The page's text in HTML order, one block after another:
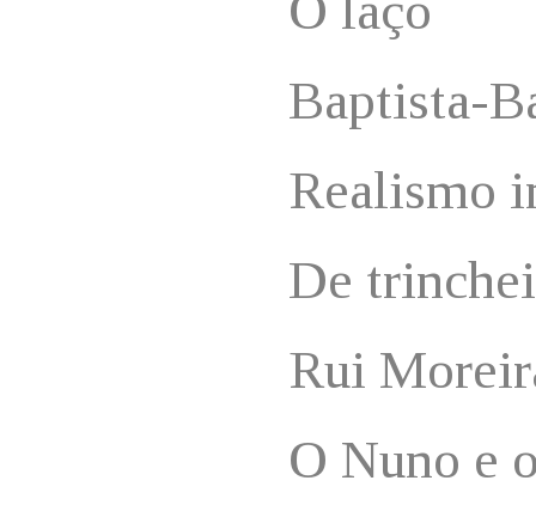
Baptista-
Realismo
De
Rui
O Nuno e